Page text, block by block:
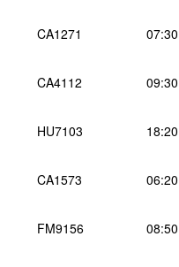
CA1271 07:30
CA4112 09:30
HU7103 18:20
CA1573 06:20
FM9156 08:50